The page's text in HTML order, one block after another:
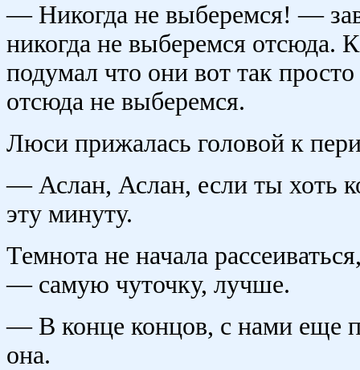
— Никогда не выберемся! —
никогда не выберемся отсюда.
подумал что они вот так
отсюда не выберемся.
Люси прижалась головой к
— Аслан, Аслан, если ты хоть
эту минуту.
Темнота не начала
— самую чуточку, лучше.
— В конце концов, с нами еще
она.